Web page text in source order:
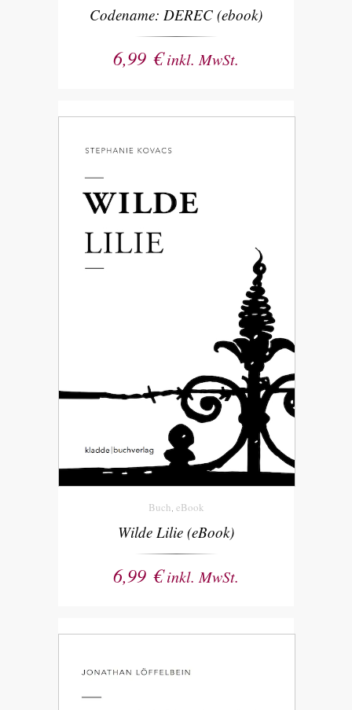
Codename: DEREC (ebook)
6,99 € inkl. MwSt.
Buch, eBook
Wilde Lilie (eBook)
6,99 € inkl. MwSt.